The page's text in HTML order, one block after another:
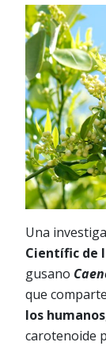
Una
Científic de
gusano
que
los humanos
carotenoide